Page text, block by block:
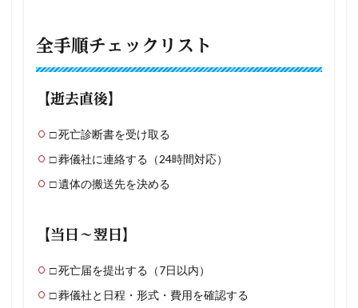
全手順チェックリスト
【逝去直後】
□ 死亡診断書を受け取る
□ 葬儀社に連絡する（24時間対応）
□ 遺体の搬送先を決める
【当日〜翌日】
□ 死亡届を提出する（7日以内）
□ 葬儀社と日程・形式・費用を確認する